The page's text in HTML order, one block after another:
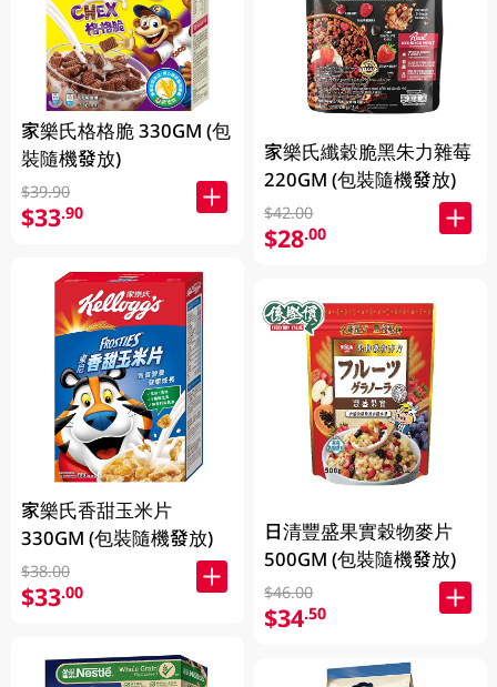
家樂氏格格脆 330GM (包
裝隨機發放)
$39.90
$33.90
家樂氏香甜玉米片
330GM (包裝隨機發放)
$38.00
$33.00
家樂氏纖穀脆黑朱力雜莓
220GM (包裝隨機發放)
$42.00
$28.00
日清豐盛果實穀物麥片
500GM (包裝隨機發放)
$46.00
$34.50